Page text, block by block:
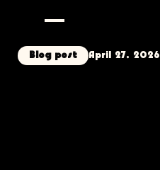
Blog post April 27, 2026